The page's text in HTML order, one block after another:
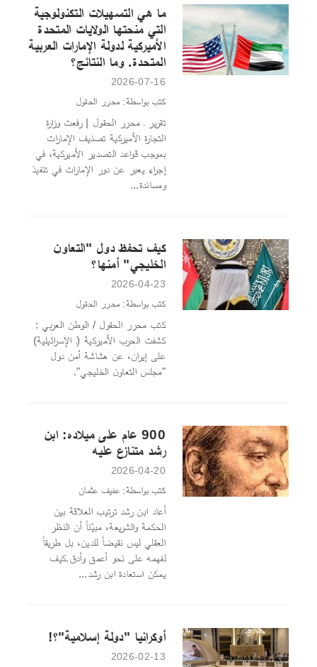
ما هي التسهيلات التكنولوجية
التي منحتها الولايات المتحدة
الأميركية لدولة الإمارات العربية
المتحدة. وما النتائج؟
2026-07-16
كتب بواسطة: محرر الحقول
تقرير ـ محرر الحقول | رفعت وزارة
التجارة الأميركية تصنيف الإمارات
بموجب قواعد التصدير الأميركية، في
إجراء يعبر عن دور الإمارات في تنفيذ
ومساندة...
كيف تحفظ دول "التعاون
الخليجي" أمنها؟
2026-04-23
كتب بواسطة: محرر الحقول
كتب محرر الحقول / الوطن العربي :
كشفت الحرب الأميركية (ـ الإسرائيلية)
على إيران، عن هشاشة أمن دول
"مجلس التعاون الخليجي".
900 عام على ميلاده: ابن
رشد متنازع عليه
2026-04-20
كتب بواسطة: عفيف عثمان
أعاد ابن رشد ترتيب العلاقة بين
الحكمة والشريعة، مبيّناً أن النظر
العقلي ليس نقيضاً للدين، بل طريقاً
لفهمه على نحو أعمق وأدق.كيف
يمكن استعادة ابن رشد...
أوكرانيا "دولة إسلامية"؟!
2026-02-13